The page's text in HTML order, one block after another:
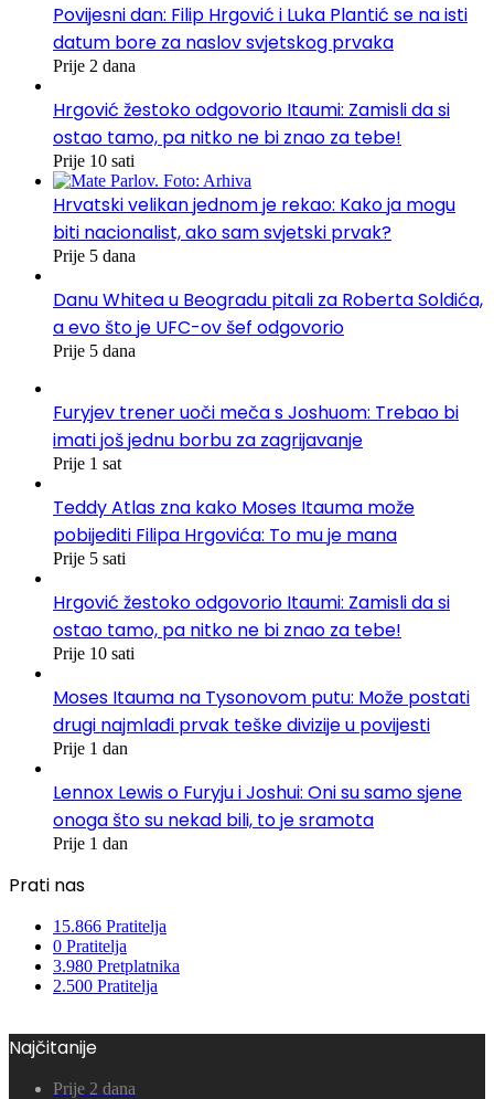
Povijesni dan: Filip Hrgović i Luka Plantić se na isti
datum bore za naslov svjetskog prvaka
Prije 2 dana
Hrgović žestoko odgovorio Itaumi: Zamisli da si
ostao tamo, pa nitko ne bi znao za tebe!
Prije 10 sati
Hrvatski velikan jednom je rekao: Kako ja mogu
biti nacionalist, ako sam svjetski prvak?
Prije 5 dana
Danu Whitea u Beogradu pitali za Roberta Soldića,
a evo što je UFC-ov šef odgovorio
Prije 5 dana
Furyjev trener uoči meča s Joshuom: Trebao bi
imati još jednu borbu za zagrijavanje
Prije 1 sat
Teddy Atlas zna kako Moses Itauma može
pobijediti Filipa Hrgovića: To mu je mana
Prije 5 sati
Hrgović žestoko odgovorio Itaumi: Zamisli da si
ostao tamo, pa nitko ne bi znao za tebe!
Prije 10 sati
Moses Itauma na Tysonovom putu: Može postati
drugi najmlađi prvak teške divizije u povijesti
Prije 1 dan
Lennox Lewis o Furyju i Joshui: Oni su samo sjene
onoga što su nekad bili, to je sramota
Prije 1 dan
Prati nas
15.866 Pratitelja
0 Pratitelja
3.980 Pretplatnika
2.500 Pratitelja
Najčitanije
Prije 2 dana